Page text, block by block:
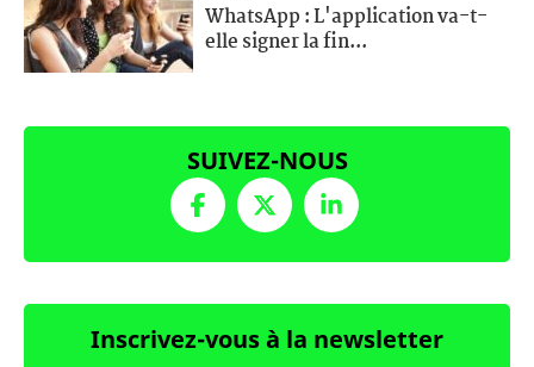
WhatsApp : L'application va-t-
elle signer la fin...
SUIVEZ-NOUS
Inscrivez-vous à la newsletter